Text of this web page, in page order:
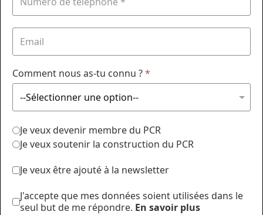
Comment nous as-tu connu ?*
Je veux devenir membre du PCR
Je veux soutenir la construction du PCR
Je veux être ajouté à la newsletter
J'accepte que mes données soient utilisées dans le
seul but de me répondre. En savoir plus